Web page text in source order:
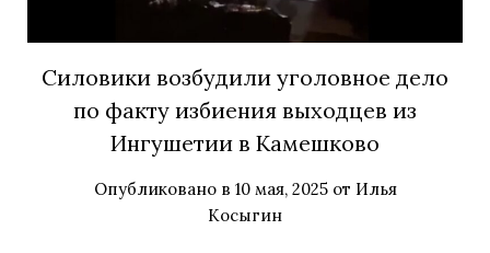
Силовики возбудили уголовное дело
по факту избиения выходцев из
Ингушетии в Камешково
Опубликовано в 10 мая, 2025от Илья
Косыгин